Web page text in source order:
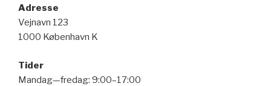
Adresse
Vejnavn 123
1000 København K
Tider
Mandag—fredag: 9:00–17:00